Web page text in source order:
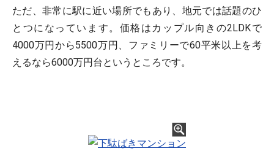
ただ、非常に駅に近い場所でもあり、地元では話題のひ
とつになっています。価格はカップル向きの2LDKで
4000万円から5500万円、ファミリーで60平米以上を考
えるなら6000万円台というところです。